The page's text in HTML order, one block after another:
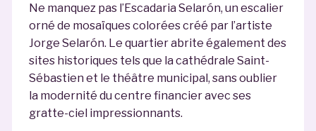
Ne manquez pas l’Escadaria Selarón, un escalier
orné de mosaïques colorées créé par l’artiste
Jorge Selarón. Le quartier abrite également des
sites historiques tels que la cathédrale Saint-
Sébastien et le théâtre municipal, sans oublier
la modernité du centre financier avec ses
gratte-ciel impressionnants.